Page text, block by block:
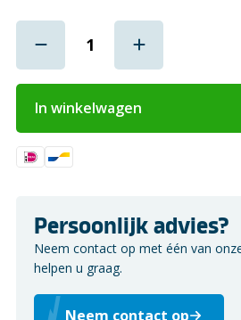
In winkelwagen
Persoonlijk advies?
Neem contact op met één van
helpen u graag.
Neem contact op